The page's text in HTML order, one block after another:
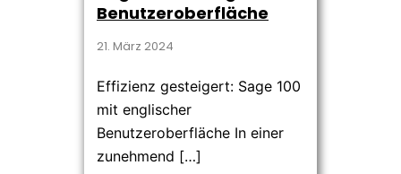
Benutzeroberfläche
21. März 2024
Effizienz gesteigert: Sage 100
mit englischer
Benutzeroberfläche In einer
zunehmend […]